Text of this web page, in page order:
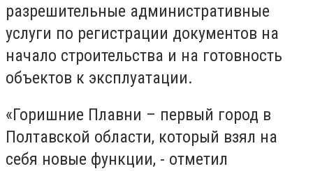
разрешительные административные
услуги по регистрации документов на
начало строительства и на готовность
объектов к эксплуатации.
«Горишние Плавни – первый город в
Полтавской области, который взял на
себя новые функции, - отметил